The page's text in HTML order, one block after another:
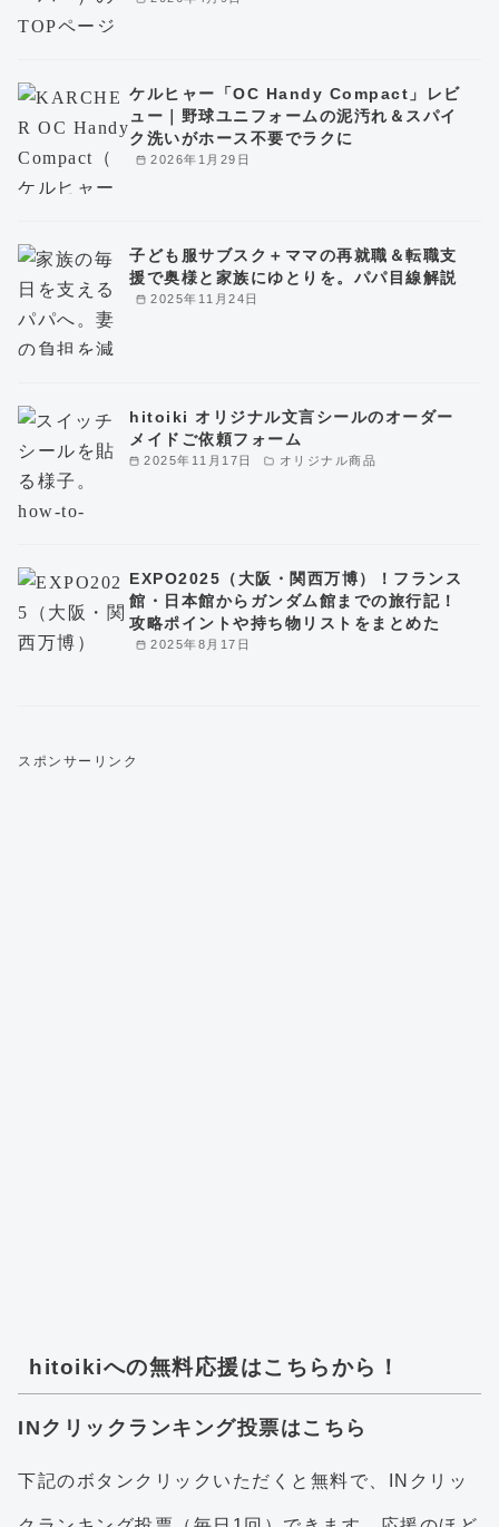
2026年1月29日
ケルヒャー「OC Handy Compact」レビ
ュー｜野球ユニフォームの泥汚れ＆スパイ
ク洗いがホース不要でラクに
2025年11月24日
子ども服サブスク＋ママの再就職＆転職支
援で奥様と家族にゆとりを。パパ目線解説
2025年11月17日 オリジナル商品
hitoiki オリジナル文言シールのオーダー
メイドご依頼フォーム
2025年8月17日
EXPO2025（大阪・関西万博）！フランス
館・日本館からガンダム館までの旅行記！
攻略ポイントや持ち物リストをまとめた
スポンサーリンク
hitoikiへの無料応援はこちらから！
INクリックランキング投票はこちら
下記のボタンクリックいただくと無料で、INクリッ